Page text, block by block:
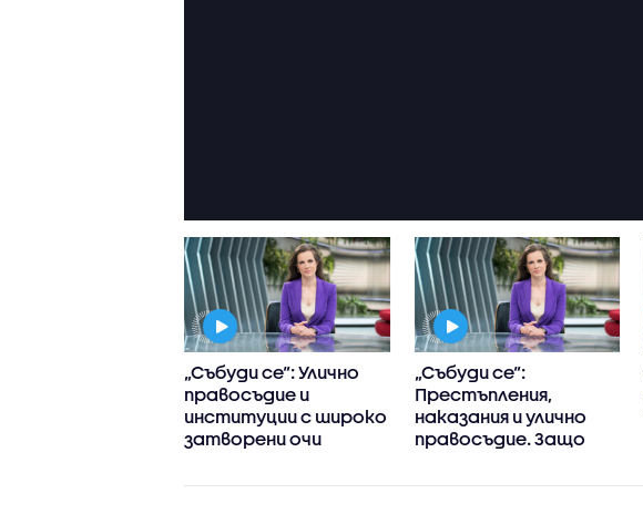
„Събуди се“: Улично
правосъдие и
институции с широко
затворени очи
„Събуди се“:
Престъпления,
наказания и улично
правосъдие. Защо
превърнаха в убийци?